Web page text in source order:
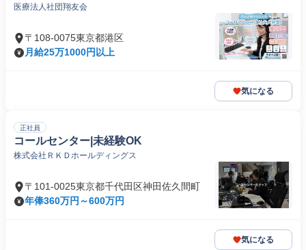
医療法人社団翔友会
〒108-0075東京都港区
月給25万1000円以上
気になる
正社員
コールセンター|未経験OK
株式会社ＲＫＤホールディングス
〒101-0025東京都千代田区神田佐久間町
年俸360万円～600万円
気になる